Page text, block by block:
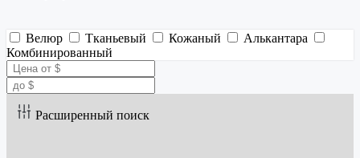
Велюр Тканьевый Кожаный
Алькантара
Комбинированный
Расширенный поиск